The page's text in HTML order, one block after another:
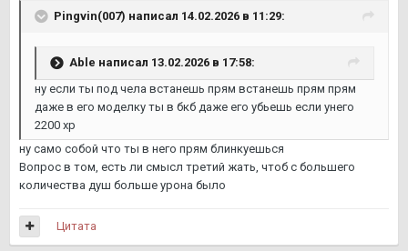
Pingvin(007) написал 14.02.2026 в 11:29:
Able написал 13.02.2026 в 17:58:
ну если ты под чела встанешь прям встанешь прям прям
даже в его моделку ты в бкб даже его убьешь если унего
2200 хр
ну само собой что ты в него прям блинкуешься
Вопрос в том, есть ли смысл третий жать, чтоб с большего
количества душ больше урона было
Цитата